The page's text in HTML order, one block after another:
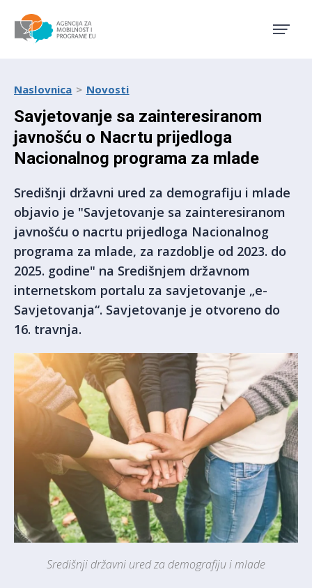
Naslovnica Novosti
Savjetovanje sa zainteresiranom
javnošću o Nacrtu prijedloga
Nacionalnog programa za mlade
Središnji državni ured za demografiju i mlade
objavio je "Savjetovanje sa zainteresiranom
javnošću o nacrtu prijedloga Nacionalnog
programa za mlade, za razdoblje od 2023. do
2025. godine" na Središnjem državnom
internetskom portalu za savjetovanje „e-
Savjetovanja“. Savjetovanje je otvoreno do
16. travnja.
Središnji državni ured za demografiju i mlade